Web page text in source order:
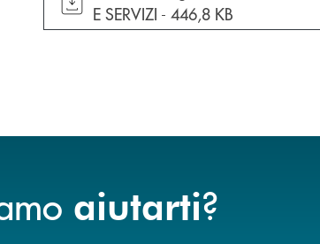
E SERVIZI - 446,8 KB
aiutarti?